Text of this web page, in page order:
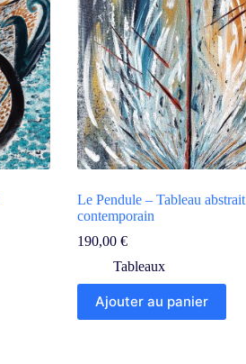
Le Pendule – Tableau abstrait
contemporain
190,00 €
Tableaux
Ajouter au panier